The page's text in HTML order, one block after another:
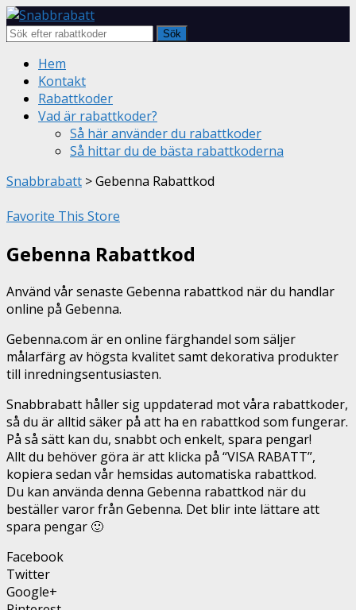
Sök
Skip
content
Hem
Kontakt
Rabattkoder
Vad är rabattkoder?
Så här använder du rabattkoder
Så hittar du de bästa rabattkoderna
Snabbrabatt >Gebenna Rabattkod
Favorite This Store
Gebenna Rabattkod
Använd vår senaste Gebenna rabattkod när du handlar
online på Gebenna.
Gebenna.com är en online färghandel som säljer
målarfärg av högsta kvalitet samt dekorativa produkter
till inredningsentusiasten.
Snabbrabatt håller sig uppdaterad mot våra rabattkoder,
så du är alltid säker på att ha en rabattkod som fungerar.
På så sätt kan du, snabbt och enkelt, spara pengar!
Allt du behöver göra är att klicka på “VISA RABATT”,
kopiera sedan vår hemsidas automatiska rabattkod.
Du kan använda denna Gebenna rabattkod när du
beställer varor från Gebenna. Det blir inte lättare att
spara pengar 🙂
Facebook
Twitter
Google+